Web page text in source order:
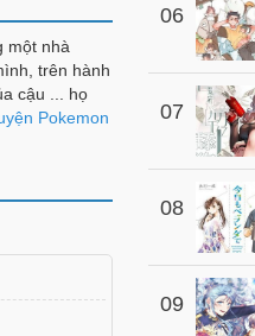
một nhà
trên hành
cậu ... họ
Pokemon
06
07
08
09